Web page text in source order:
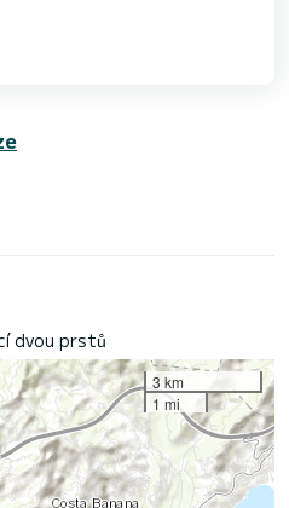
dvou prstů
3 km
1 mi